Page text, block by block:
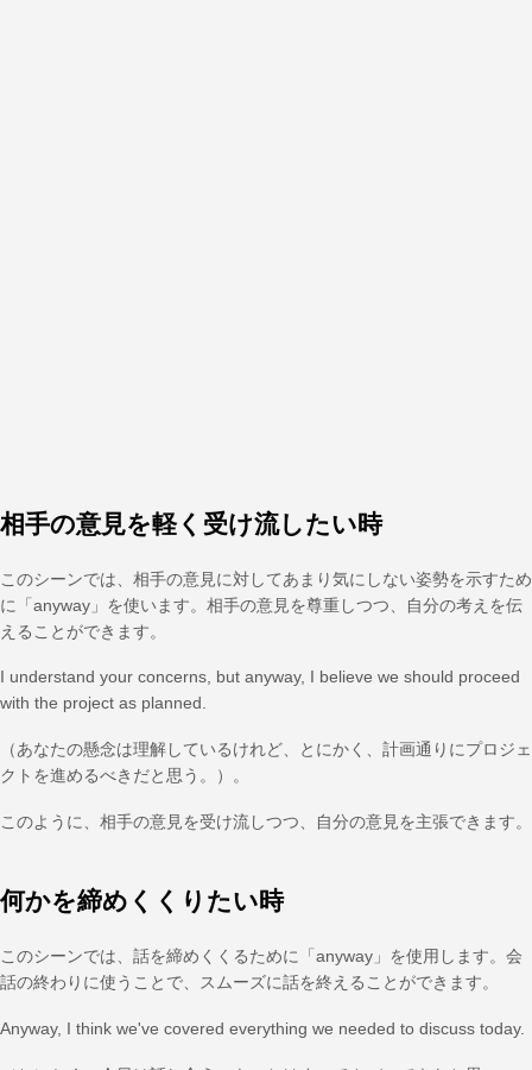
相手の意見を軽く受け流したい時
このシーンでは、相手の意見に対してあまり気にしない姿勢を示すため
に「anyway」を使います。相手の意見を尊重しつつ、自分の考えを伝
えることができます。
I understand your concerns, but anyway, I believe we should proceed
with the project as planned.
（あなたの懸念は理解しているけれど、とにかく、計画通りにプロジェ
クトを進めるべきだと思う。）。
このように、相手の意見を受け流しつつ、自分の意見を主張できます。
何かを締めくくりたい時
このシーンでは、話を締めくくるために「anyway」を使用します。会
話の終わりに使うことで、スムーズに話を終えることができます。
Anyway, I think we've covered everything we needed to discuss today.